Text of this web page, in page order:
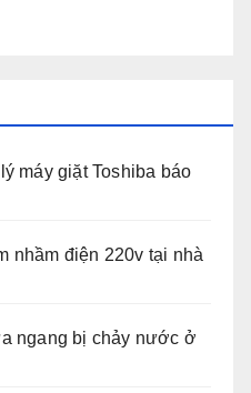
máy giặt Toshiba báo
nhầm điện 220v tại nhà
ngang bị chảy nước ở